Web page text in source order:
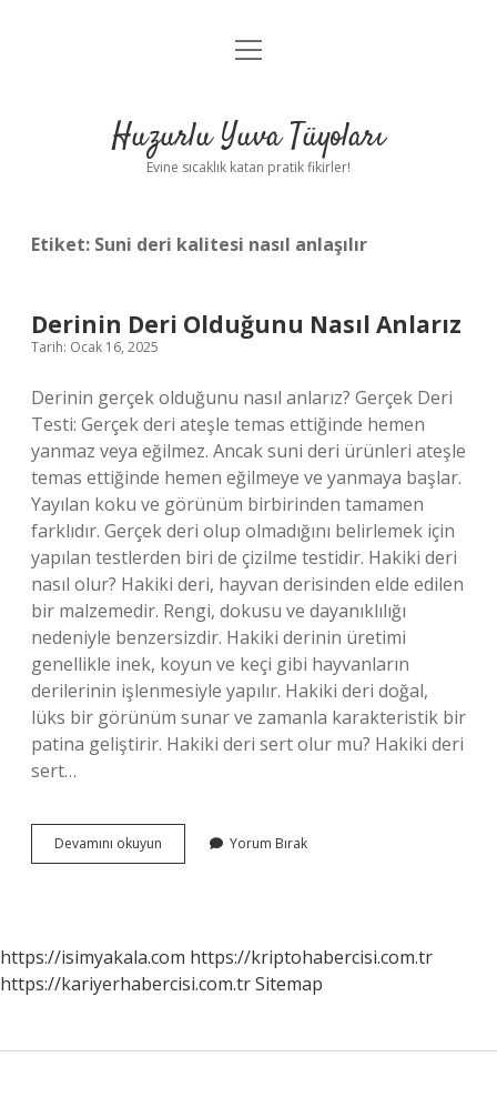
Anasayfa
Yasal Uyarı
menüyü
Huzurlu Yuva Tüyoları
Evine sıcaklık katan pratik fikirler!
Etiket: Suni deri kalitesi nasıl anlaşılır
Derinin Deri Olduğunu Nasıl Anlarız
Tarih: Ocak 16, 2025
Derinin gerçek olduğunu nasıl anlarız? Gerçek Deri
Testi: Gerçek deri ateşle temas ettiğinde hemen
yanmaz veya eğilmez. Ancak suni deri ürünleri ateşle
temas ettiğinde hemen eğilmeye ve yanmaya başlar.
Yayılan koku ve görünüm birbirinden tamamen
farklıdır. Gerçek deri olup olmadığını belirlemek için
yapılan testlerden biri de çizilme testidir. Hakiki deri
nasıl olur? Hakiki deri, hayvan derisinden elde edilen
bir malzemedir. Rengi, dokusu ve dayanıklılığı
nedeniyle benzersizdir. Hakiki derinin üretimi
genellikle inek, koyun ve keçi gibi hayvanların
derilerinin işlenmesiyle yapılır. Hakiki deri doğal,
lüks bir görünüm sunar ve zamanla karakteristik bir
patina geliştirir. Hakiki deri sert olur mu? Hakiki deri
sert…
Devamını okuyun
Deri
Yorum Bırak
https://isimyakala.com https://kriptohabercisi.com.tr
https://kariyerhabercisi.com.trSitemap